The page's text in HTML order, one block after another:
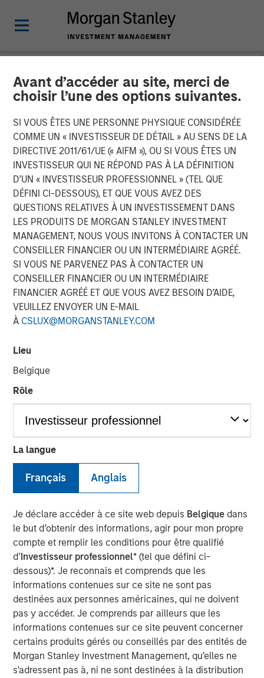
Avant d’accéder au site, merci de
choisir l’une des options suivantes.
SI VOUS ÊTES UNE PERSONNE PHYSIQUE CONSIDÉRÉE
COMME UN « INVESTISSEUR DE DÉTAIL » AU SENS DE LA
DIRECTIVE 2011/61/UE (« AIFM »), OU SI VOUS ÊTES UN
INVESTISSEUR QUI NE RÉPOND PAS À LA DÉFINITION
D’UN « INVESTISSEUR PROFESSIONNEL » (TEL QUE
DÉFINI CI-DESSOUS), ET QUE VOUS AVEZ DES
QUESTIONS RELATIVES À UN INVESTISSEMENT DANS
LES PRODUITS DE MORGAN STANLEY INVESTMENT
MANAGEMENT, NOUS VOUS INVITONS À CONTACTER UN
CONSEILLER FINANCIER OU UN INTERMÉDIAIRE AGRÉÉ.
SI VOUS NE PARVENEZ PAS À CONTACTER UN
CONSEILLER FINANCIER OU UN INTERMÉDIAIRE
FINANCIER AGRÉÉ ET QUE VOUS AVEZ BESOIN D’AIDE,
VEUILLEZ ENVOYER UN E-MAIL
À CSLUX@MORGANSTANLEY.COM
Lieu
Belgique
Rôle
La langue
Français Anglais
Je déclare accéder à ce site web depuis Belgique dans
le but d’obtenir des informations, agir pour mon propre
compte et remplir les conditions pour être qualifié
d’Investisseur professionnel* (tel que défini ci-
dessous)*. Je reconnais et comprends que les
informations contenues sur ce site ne sont pas
destinées aux personnes américaines, qui ne doivent
pas y accéder. Je comprends par ailleurs que les
informations contenues sur ce site peuvent concerner
certains produits gérés ou conseillés par des entités de
Morgan Stanley Investment Management, qu’elles ne
s'adressent pas à, ni ne sont destinées à la distribution
NEWSROOM
Listen to Vikram Raju ION
Influencers Fireside Chat
Series
22 SEPTEMBRE 2023
Vikram Raju
Managing Director
Video
Morgan Stanley Investment Management’s Head of
Climate Private Equity Investment Vikram Raju joins ION
Analytics’ Giovanni Amodeo to talk about climate
investing opportunities for the ION Influencers fireside
About ION Influencers
ION Analytics, the parent company of merger market, is a
financial news and data provider. The ION Influencers'
fireside chat series is an initiative launched in early 2022
to speak to the brightest minds and visionaries of the
capital market, with the goal of providing knowledge and
connectivity. The series is hosted by Giovanni Amodeo,
the Chief Data Officer at ION Analytics. He has over 22
years of experience in the financial data, news, and
analytics space.